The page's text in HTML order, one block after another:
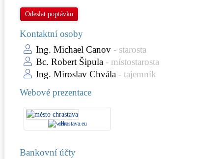
Odeslat poptávku
Kontaktní osoby
Ing. Michael Canov - starosta
Bc. Robert Šipula - místostarosta
Ing. Miroslav Chvála - tajemník
Webové prezentace
chrastava.eu
Bankovní účty